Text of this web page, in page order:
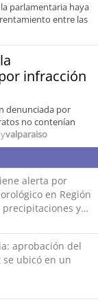
parlamentaria haya
entre las
infracción
denunciada por
no contenían
valparaiso
alerta por
en Región
precipitaciones y
aprobación del
ubicó en un